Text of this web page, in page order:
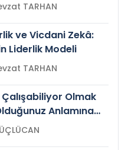
Prof.Dr. Nevzat TARHAN
ve Vicdani Zekâ:
Liderlik Modeli
Prof.Dr. Nevzat TARHAN
Olmak
Anlamına
GÜÇLÜCAN